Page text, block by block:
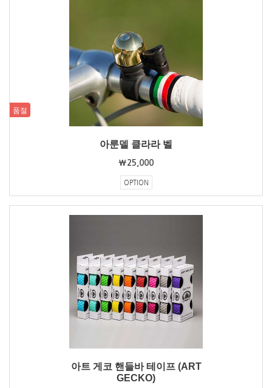
품절
아룬델 클라라 벨
₩25,000
OPTION
아트 게코 핸들바 테이프 (ART
GECKO)